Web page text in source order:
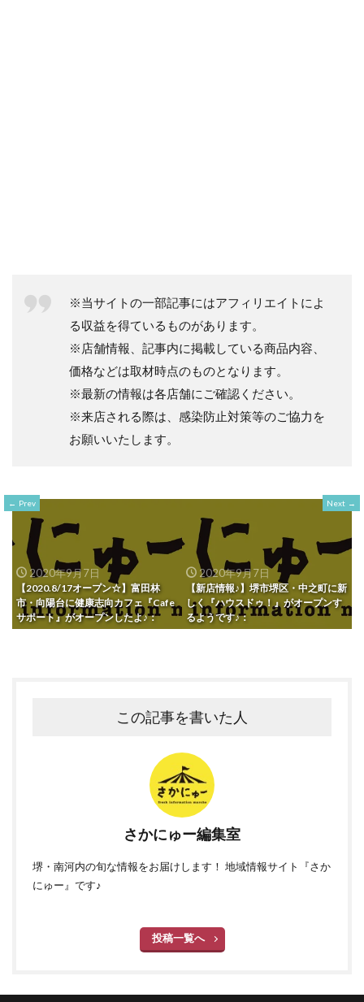
※当サイトの一部記事にはアフィリエイトによ
る収益を得ているものがあります。
※店舗情報、記事内に掲載している商品内容、
価格などは取材時点のものとなります。
※最新の情報は各店舗にご確認ください。
※来店される際は、感染防止対策等のご協力を
お願いいたします。
Prev
2020年9月7日
【2020.8/17オープン☆】富田林
市・向陽台に健康志向カフェ『Cafe
サポート』がオープンしたよ♪：
Next
2020年9月7日
【新店情報♪】堺市堺区・中之町に新
しく『ハウスドゥ！』がオープンす
るようです♪：
この記事を書いた人
さかにゅー編集室
堺・南河内の旬な情報をお届けします！ 地域情報サイト『さか
にゅー』です♪
投稿一覧へ